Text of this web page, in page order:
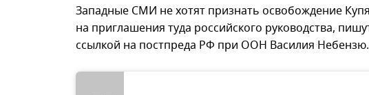
Западные СМИ не хотят признать освобождение
на приглашения туда российского руководства,
ссылкой на постпреда РФ при ООН Василия Небензю.